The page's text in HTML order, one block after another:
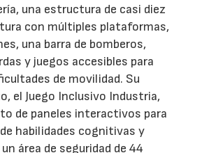
una estructura de casi diez
con múltiples plataformas,
una barra de bomberos,
y juegos accesibles para
de movilidad. Su
el Juego Inclusivo Industria,
de paneles interactivos para
habilidades cognitivas y
área de seguridad de 44